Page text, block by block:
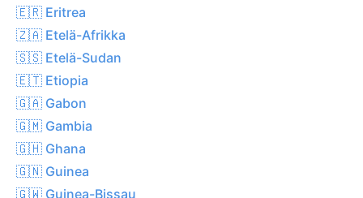
🇪🇷 Eritrea
🇿🇦 Etelä-Afrikka
🇸🇸 Etelä-Sudan
🇪🇹 Etiopia
🇬🇦 Gabon
🇬🇲 Gambia
🇬🇭 Ghana
🇬🇳 Guinea
🇬🇼 Guinea-Bissau